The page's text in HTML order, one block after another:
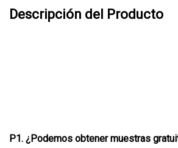
Descripción del Producto
P1. ¿Podemos obtener muestras